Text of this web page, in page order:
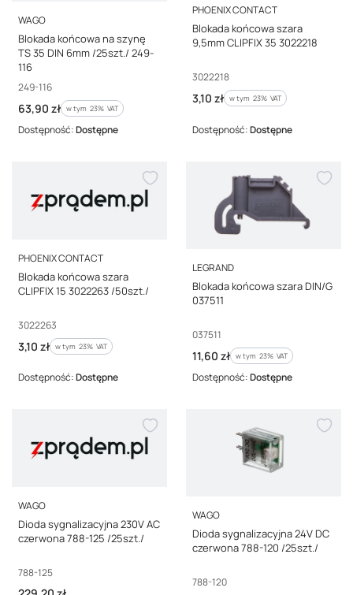
PRODUCENT
WAGO
Blokada końcowa na szynę
TS 35 DIN 6mm /25szt./ 249-
116
Kod producenta
249-116
Cena brutto
63,90 zł w tym %s VAT
w tym 23% VAT
Dostępność:Dostępne
PRODUCENT
PHOENIX CONTACT
Blokada końcowa szara
9,5mm CLIPFIX 35 3022218
Kod producenta
3022218
Cena brutto
3,10 zł w tym %s VAT
w tym 23% VAT
Dostępność:Dostępne
PRODUCENT
PHOENIX CONTACT
Blokada końcowa szara
CLIPFIX 15 3022263 /50szt./
Kod producenta
3022263
Cena brutto
3,10 zł w tym %s VAT
w tym 23% VAT
Dostępność:Dostępne
PRODUCENT
LEGRAND
Blokada końcowa szara DIN/G
037511
Kod producenta
037511
Cena brutto
11,60 zł w tym %s VAT
w tym 23% VAT
Dostępność:Dostępne
PRODUCENT
WAGO
Dioda sygnalizacyjna 230V AC
czerwona 788-125 /25szt./
Kod producenta
788-125
PRODUCENT
WAGO
Dioda sygnalizacyjna 24V DC
czerwona 788-120 /25szt./
Kod producenta
788-120